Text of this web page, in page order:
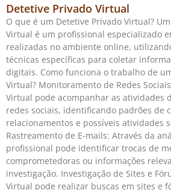
Detetive Privado Virtual
O que é um Detetive Privado Virtual?
Virtual é um profissional especializado
realizadas no ambiente online,
técnicas específicas para coletar
digitais. Como funciona o trabalho de
Virtual? Monitoramento de Redes
Virtual pode acompanhar as atividades
redes sociais, identificando padrões de
relacionamentos e possíveis atividades
Rastreamento de E-mails: Através da
profissional pode identificar trocas de
comprometedoras ou informações
investigação. Investigação de Sites e
Virtual pode realizar buscas em sites e